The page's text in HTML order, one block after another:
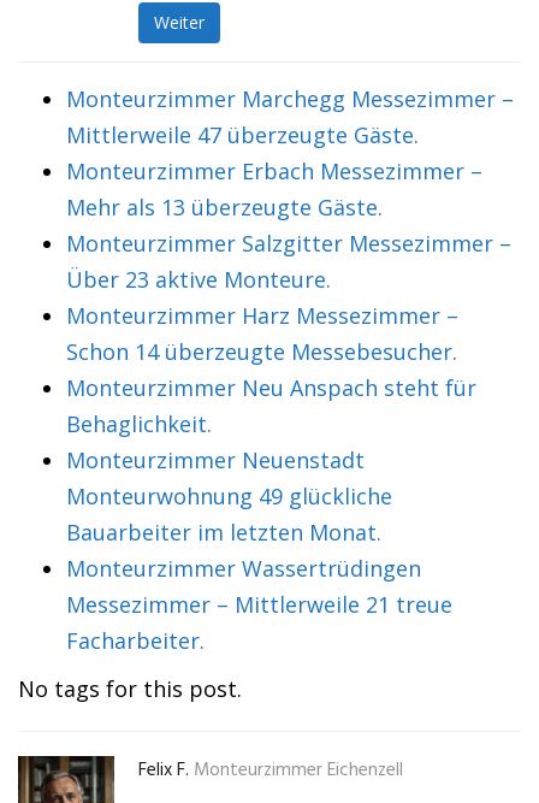
Weiter
Monteurzimmer Marchegg Messezimmer –
Mittlerweile 47 überzeugte Gäste.
Monteurzimmer Erbach Messezimmer –
Mehr als 13 überzeugte Gäste.
Monteurzimmer Salzgitter Messezimmer –
Über 23 aktive Monteure.
Monteurzimmer Harz Messezimmer –
Schon 14 überzeugte Messebesucher.
Monteurzimmer Neu Anspach steht für
Behaglichkeit.
Monteurzimmer Neuenstadt
Monteurwohnung 49 glückliche
Bauarbeiter im letzten Monat.
Monteurzimmer Wassertrüdingen
Messezimmer – Mittlerweile 21 treue
Facharbeiter.
No tags for this post.
Felix F. Monteurzimmer Eichenzell